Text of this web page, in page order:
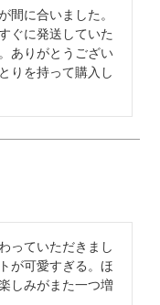
間に合いました。
ぐに発送していた
ありがとうござい
りを持って購入し
っていただきまし
が可愛すぎる。ほ
しみがまた一つ増